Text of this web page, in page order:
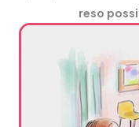
reso